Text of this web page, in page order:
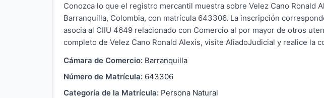
Conozca lo que el registro mercantil muestra sobre Velez Cano Ronald
Barranquilla, Colombia, con matrícula 643306. La inscripción
asocia al CIIU 4649 relacionado con Comercio al por mayor de otros
completo de Velez Cano Ronald Alexis, visite AliadoJudicial y realice la
Cámara de Comercio: Barranquilla
Número de Matrícula: 643306
Categoría de la Matrícula: Persona Natural